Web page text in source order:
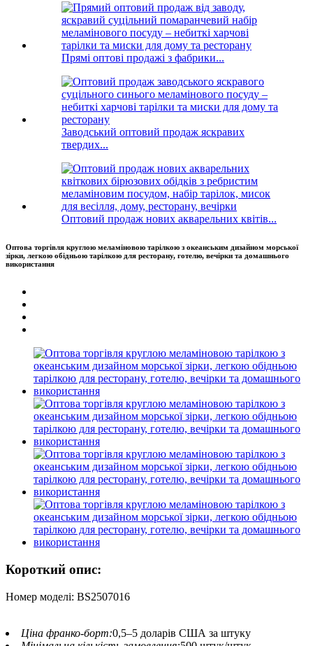
Прямі оптові продажі з фабрики...
Заводський оптовий продаж яскравих
твердих...
Оптовий продаж нових акварельних квітів...
Оптова торгівля круглою меламіновою тарілкою з океанським дизайном морської
зірки, легкою обідньою тарілкою для ресторану, готелю, вечірки та домашнього
використання
Короткий опис:
Номер моделі: BS2507016
Ціна франко-борт:0,5–5 доларів США за штуку